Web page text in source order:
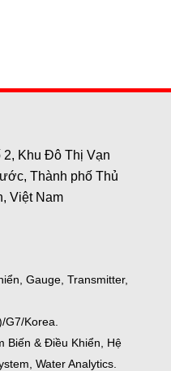
Khu Đô Thị Vạn
Thành phố Thủ
Việt Nam
Gauge, Transmitter,
Korea.
Biến & Điều Khiển, Hệ
Water Analytics.